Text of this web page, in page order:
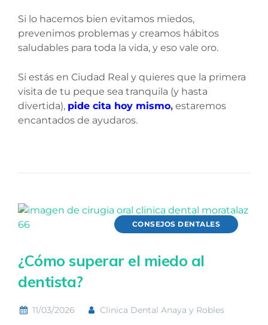
Si lo hacemos bien evitamos miedos,
prevenimos problemas y creamos hábitos
saludables para toda la vida, y eso vale oro.
Si estás en Ciudad Real y quieres que la primera
visita de tu peque sea tranquila (y hasta
divertida), pide cita hoy mismo, estaremos
encantados de ayudaros.
CONSEJOS DENTALES
¿Cómo superar el miedo al
dentista?
11/03/2026 Clinica Dental Anaya y Robles